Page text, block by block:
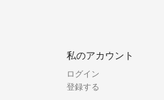
私のアカウント
ログイン
登録する